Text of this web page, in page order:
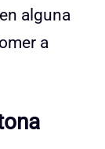
alguna
a